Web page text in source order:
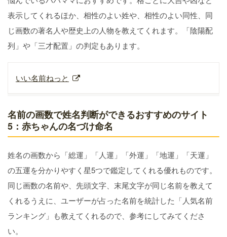
表示してくれるほか、相性のよい姓や、相性のよい同性、同
じ画数の著名人や歴史上の人物を教えてくれます。「陰陽配
列」や「三才配置」の判定もあります。
いい名前ねっと
名前の画数で姓名判断ができるおすすめのサイト
5：赤ちゃんの名づけ命名
姓名の画数から「総運」「人運」「外運」「地運」「天運」
の五運を分かりやすく星5つで鑑定してくれる優れものです。
同じ画数の名前や、先頭文字、末尾文字が同じ名前を教えて
くれるうえに、ユーザーが占った名前を統計した「人気名前
ランキング」も教えてくれるので、参考にしてみてくださ
い。